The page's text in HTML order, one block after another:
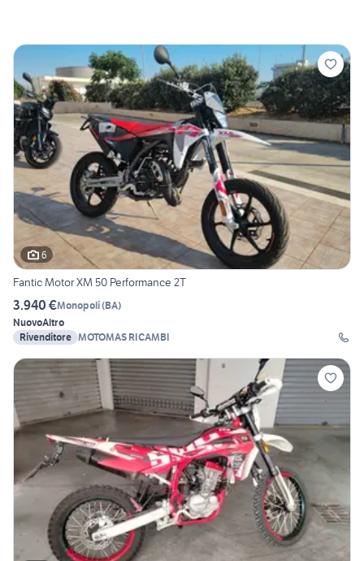
6
Fantic Motor XM 50 Performance 2T
3.940 €Monopoli(BA)
NuovoAltro
Rivenditore MOTOMAS RICAMBI